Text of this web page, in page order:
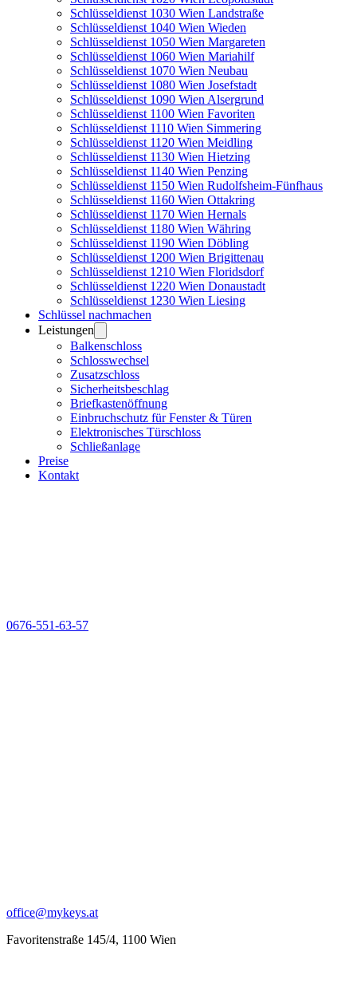
Schlüsseldienst 1030 Wien Landstraße
Schlüsseldienst 1040 Wien Wieden
Schlüsseldienst 1050 Wien Margareten
Schlüsseldienst 1060 Wien Mariahilf
Schlüsseldienst 1070 Wien Neubau
Schlüsseldienst 1080 Wien Josefstadt
Schlüsseldienst 1090 Wien Alsergrund
Schlüsseldienst 1100 Wien Favoriten
Schlüsseldienst 1110 Wien Simmering
Schlüsseldienst 1120 Wien Meidling
Schlüsseldienst 1130 Wien Hietzing
Schlüsseldienst 1140 Wien Penzing
Schlüsseldienst 1150 Wien Rudolfsheim-Fünfhaus
Schlüsseldienst 1160 Wien Ottakring
Schlüsseldienst 1170 Wien Hernals
Schlüsseldienst 1180 Wien Währing
Schlüsseldienst 1190 Wien Döbling
Schlüsseldienst 1200 Wien Brigittenau
Schlüsseldienst 1210 Wien Floridsdorf
Schlüsseldienst 1220 Wien Donaustadt
Schlüsseldienst 1230 Wien Liesing
Schlüssel nachmachen
Leistungen
Balkenschloss
Schlosswechsel
Zusatzschloss
Sicherheitsbeschlag
Briefkastenöffnung
Einbruchschutz für Fenster & Türen
Elektronisches Türschloss
Schließanlage
Preise
Kontakt
0676-551-63-57
office@mykeys.at
Favoritenstraße 145/4, 1100 Wien